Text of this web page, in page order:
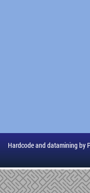
Hardcode and datamining by